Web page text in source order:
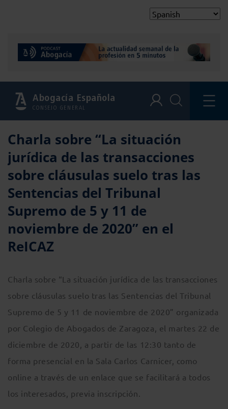
Abogacía Española
CONSEJO GENERAL
Charla sobre “La situación
jurídica de las transacciones
sobre cláusulas suelo tras las
Sentencias del Tribunal
Supremo de 5 y 11 de
noviembre de 2020” en el
ReICAZ
Charla sobre “La situación jurídica de las transacciones
sobre cláusulas suelo tras las Sentencias del Tribunal
Supremo de 5 y 11 de noviembre de 2020” organizada
por Colegio de Abogados de Zaragoza, el martes 22 de
diciembre de 2020, a partir de las 12:30 tanto de
forma presencial en la Sala Carlos Carnicer, como
online a través de un enlace que se facilitará a todos
los interesados, previa inscripción.